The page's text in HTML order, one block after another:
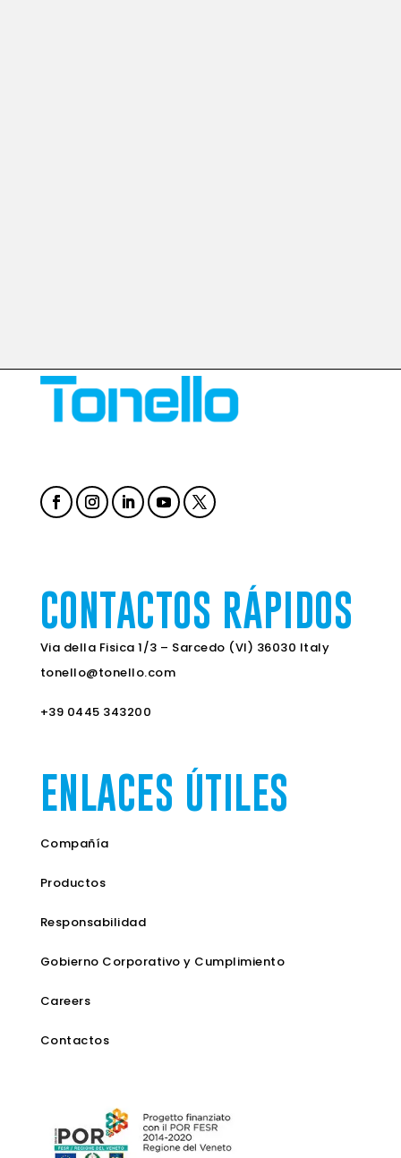
CONTACTOS RÁPIDOS
Via della Fisica 1/3 – Sarcedo (VI) 36030 Italy
tonello@tonello.com
+39 0445 343200
ENLACES ÚTILES
Compañía
Productos
Responsabilidad
Gobierno Corporativo y Cumplimiento
Careers
Contactos